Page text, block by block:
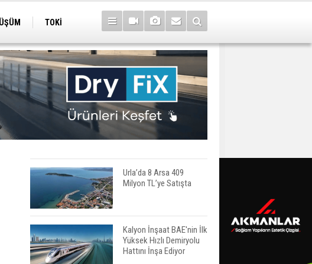
TOKİ
Urla’da 8 Arsa 409
Milyon TL’ye Satışta
Kalyon İnşaat BAE'nin İlk
Yüksek Hızlı Demiryolu
Hattını İnşa Ediyor